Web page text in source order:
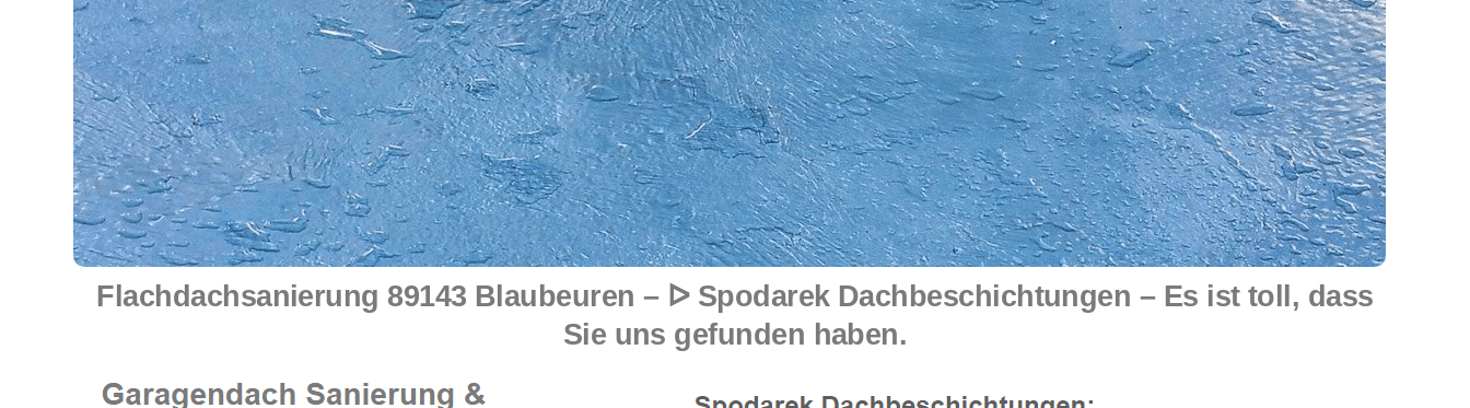
Flachdachsanierung 89143 Blaubeuren – ᐅ Spodarek Dachbeschichtungen – Es ist toll, dass
Sie uns gefunden haben.